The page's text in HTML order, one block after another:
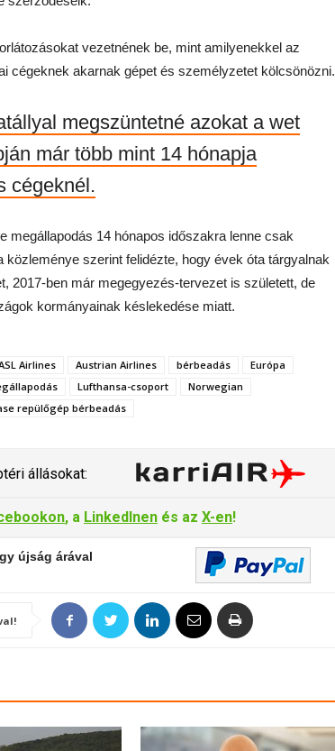
vezetnének be, mint amilyenekkel az
cégeknek akarnak gépet és személyzetet kölcsönözni.
megszüntetné azokat a wet
már több mint 14 hónapja
cégeknél.
megállapodás 14 hónapos időszakra lenne csak
szerint felidézte, hogy évek óta tárgyalnak
2017-ben már megegyezés-tervezet is született, de
kormányainak késlekedése miatt.
Airlines Austrian Airlines bérbeadás
Európa
Lufthansa-csoport
Norwegian
repülőgép bérbeadás
állásokat:
, a LinkedInen és az X-en!
újság árával